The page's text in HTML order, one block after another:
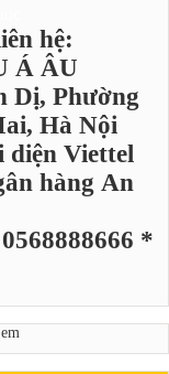
hệ:
Á ÂU
Dị, Phường
Hà Nội
diện Viettel
hàng An
*